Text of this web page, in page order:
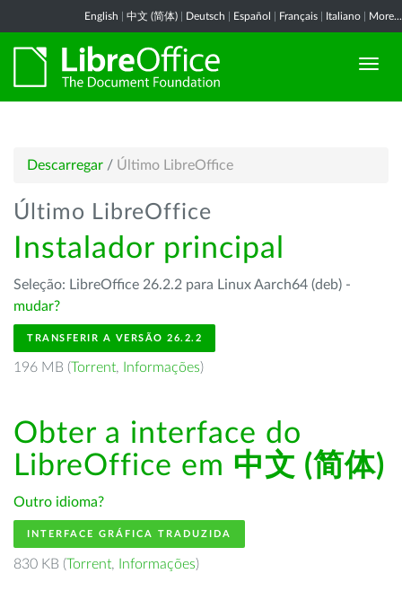
English 中文 (简体) Deutsch Español Français Italiano More...
Descarregar / Último LibreOffice
Último LibreOffice
Instalador principal
Seleção: LibreOffice 26.2.2 para Linux Aarch64 (deb) -
mudar?
TRANSFERIR A VERSÃO 26.2.2
196 MB (Torrent, Informações)
Obter a interface do
LibreOffice em 中文 (简体)
Outro idioma?
INTERFACE GRÁFICA TRADUZIDA
830 KB (Torrent, Informações)